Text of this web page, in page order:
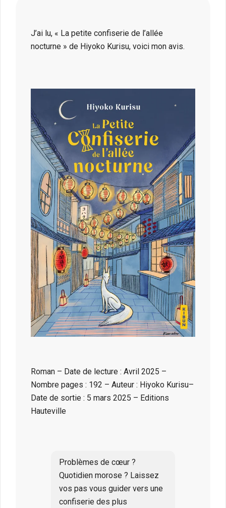
J’ai lu, « La petite confiserie de l’allée
nocturne » de Hiyoko Kurisu, voici mon avis.
Roman – Date de lecture : Avril 2025 –
Nombre pages : 192 – Auteur : Hiyoko Kurisu–
Date de sortie : 5 mars 2025 – Editions
Hauteville
Problèmes de cœur ?
Quotidien morose ? Laissez
vos pas vous guider vers une
confiserie des plus